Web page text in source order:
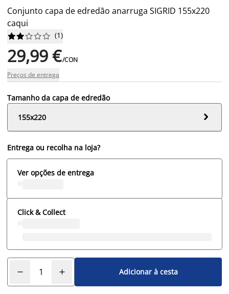
Conjunto capa de edredão anarruga SIGRID 155x220
caqui





 (1)
29,99 €/CON
Preços de entrega
Tamanho da capa de edredão
155x220

Entrega ou recolha na loja?
Ver opções de entrega
Click & Collect
Adicionar à cesta